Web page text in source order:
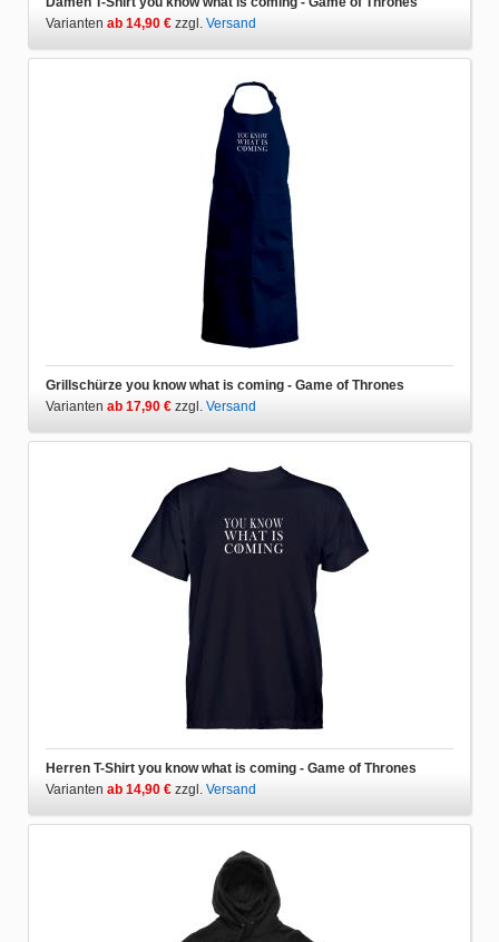
Varianten ab 14,90 € zzgl. Versand
Grillschürze you know what is coming - Game of Thrones
Varianten ab 17,90 € zzgl. Versand
Herren T-Shirt you know what is coming - Game of Thrones
Varianten ab 14,90 € zzgl. Versand